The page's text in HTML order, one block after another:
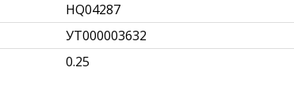
HQ04287
УТ000003632
0.25